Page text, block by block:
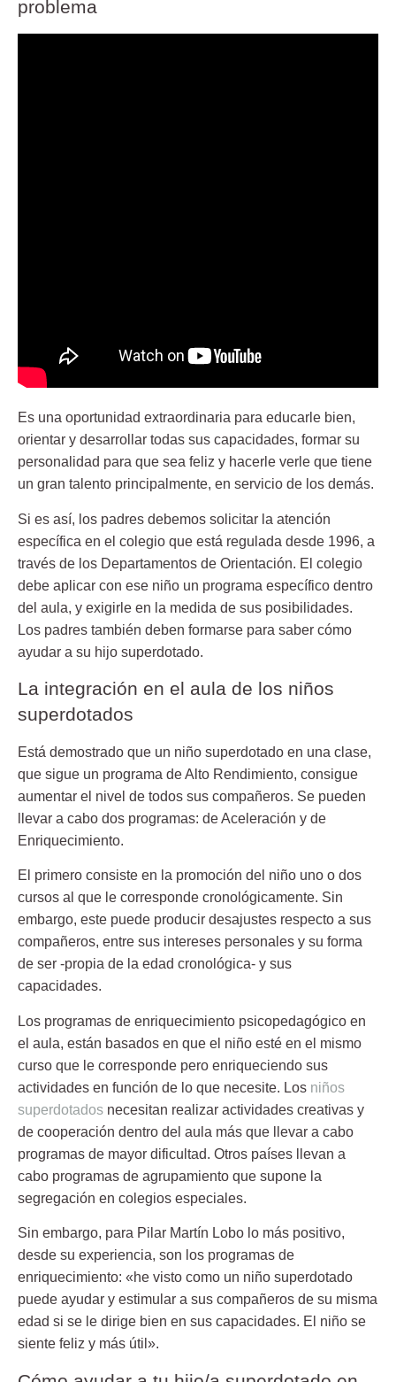
problema
Es una oportunidad extraordinaria para educarle bien,
orientar y desarrollar todas sus capacidades, formar su
personalidad para que sea feliz y hacerle verle que tiene
un gran talento principalmente, en servicio de los demás.
Si es así, los padres debemos solicitar la atención
específica en el colegio que está regulada desde 1996, a
través de los Departamentos de Orientación. El colegio
debe aplicar con ese niño un programa específico dentro
del aula, y exigirle en la medida de sus posibilidades.
Los padres también deben formarse para saber cómo
ayudar a su hijo superdotado.
La integración en el aula de los niños
superdotados
Está demostrado que un niño superdotado en una clase,
que sigue un programa de Alto Rendimiento, consigue
aumentar el nivel de todos sus compañeros. Se pueden
llevar a cabo dos programas: de Aceleración y de
Enriquecimiento.
El primero consiste en la promoción del niño uno o dos
cursos al que le corresponde cronológicamente. Sin
embargo, este puede producir desajustes respecto a sus
compañeros, entre sus intereses personales y su forma
de ser -propia de la edad cronológica- y sus
capacidades.
Los programas de enriquecimiento psicopedagógico en
el aula, están basados en que el niño esté en el mismo
curso que le corresponde pero enriqueciendo sus
actividades en función de lo que necesite. Los niños
superdotados necesitan realizar actividades creativas y
de cooperación dentro del aula más que llevar a cabo
programas de mayor dificultad. Otros países llevan a
cabo programas de agrupamiento que supone la
segregación en colegios especiales.
Sin embargo, para Pilar Martín Lobo lo más positivo,
desde su experiencia, son los programas de
enriquecimiento: «he visto como un niño superdotado
puede ayudar y estimular a sus compañeros de su misma
edad si se le dirige bien en sus capacidades. El niño se
siente feliz y más útil».